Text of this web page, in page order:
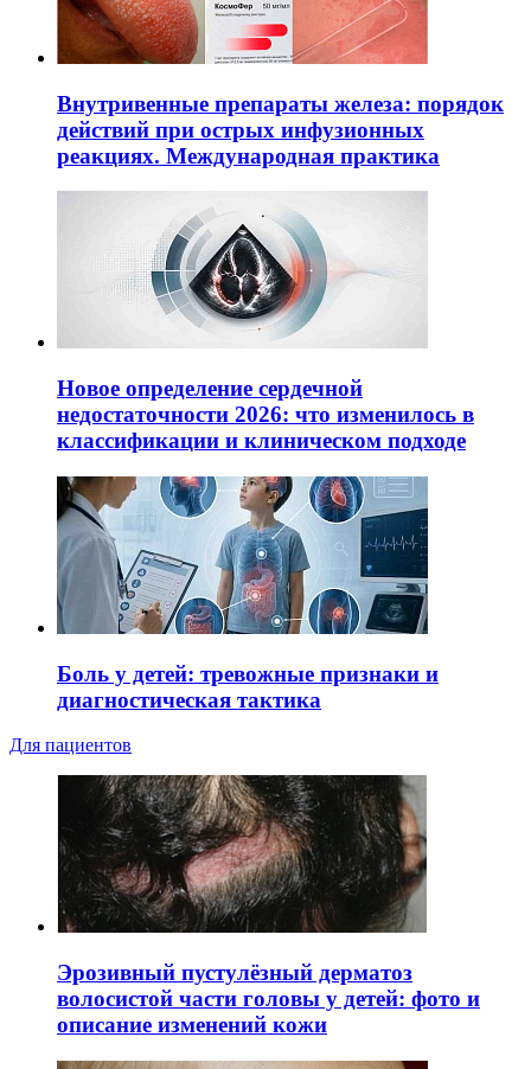
Внутривенные препараты железа: порядок
действий при острых инфузионных
реакциях. Международная практика
Новое определение сердечной
недостаточности 2026: что изменилось в
классификации и клиническом подходе
Боль у детей: тревожные признаки и
диагностическая тактика
Для пациентов
Эрозивный пустулёзный дерматоз
волосистой части головы у детей: фото и
описание изменений кожи